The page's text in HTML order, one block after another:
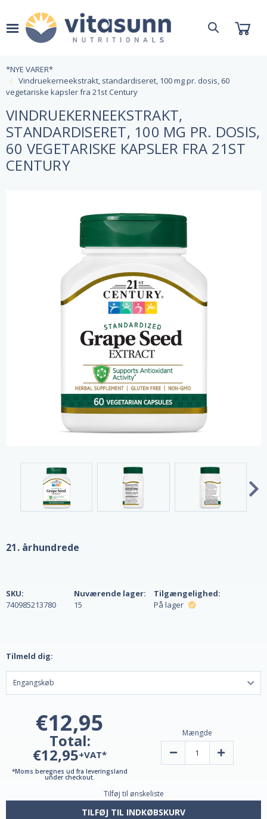
*NYE VARER*
Vindruekerneekstrakt, standardiseret, 100 mg pr. dosis, 60
vegetariske kapsler fra 21st Century
VINDRUEKERNEEKSTRAKT,
STANDARDISERET, 100 MG PR. DOSIS,
60 VEGETARISKE KAPSLER FRA 21ST
CENTURY
21. århundrede
SKU:
740985213780
Nuværende lager:
15
Tilgængelighed:
På lager
Tilmeld dig:
€12,95
Total:
€12,95+VAT*
*Moms beregnes ud fra leveringsland
under checkout.
Mængde
Reducer
mg
pr.
Øg
mg
Tilføj til ønskeliste
TILFØJ TIL INDKØBSKURV